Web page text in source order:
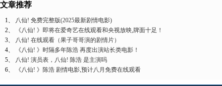
文章推荐
1、 八仙! 免费完整版(2025最新剧情电影)
2、
《八仙! 》即将在爱奇艺在线观看和央视放映,牌面十足！
3、 八仙! 在线观看（果子哥哥演的剧情片）
4、
《八仙! 》时隔多年陈浩 再度出演站长类电影！
5、 八仙! 演员表，八仙! 陈浩 是主演吗
6、
《八仙! 》陈浩 剧情电影,预计八月免费在线观看